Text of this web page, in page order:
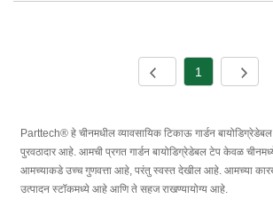
1
Parttech® हे चीनमधील व्यावसायिक टिकाऊ गार्डन
पुरवठादार आहे. आमची प्रगत गार्डन बायोडिग्रेडेबल टेप केवळ
आमच्याकडे उच्च गुणवत्ता आहे, परंतु स्वस्त देखील आहे. आमच्या
उत्पादन स्टॉकमध्ये आहे आणि ते सहज राखण्यायोग्य आहे.